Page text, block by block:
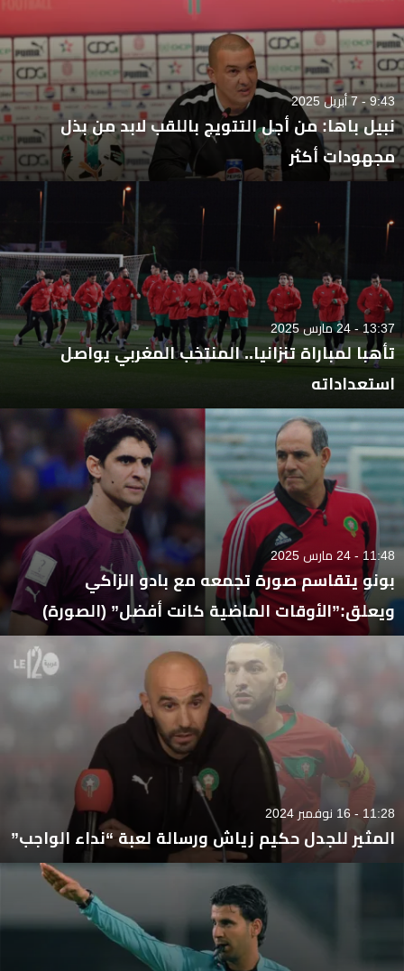
9:43 - 7 أبريل 2025
نبيل باها: من أجل التتويج باللقب لابد من بذل
مجهودات أكثر
13:37 - 24 مارس 2025
تأهبا لمباراة تنزانيا.. المنتخب المغربي يواصل
استعداداته
11:48 - 24 مارس 2025
بونو يتقاسم صورة تجمعه مع بادو الزاكي
ويعلق:”الأوقات الماضية كانت أفضل” (الصورة)
11:28 - 16 نوفمبر 2024
المثير للجدل حكيم زياش ورسالة لعبة “نداء الواجب”